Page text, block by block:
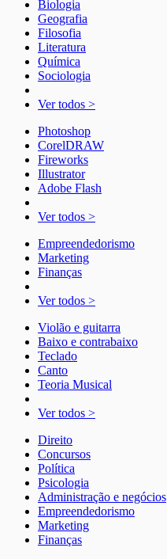
Biologia
Geografia
Filosofia
Literatura
Química
Sociologia
Ver todos >
Photoshop
CorelDRAW
Fireworks
Illustrator
Adobe Flash
Ver todos >
Empreendedorismo
Marketing
Finanças
Ver todos >
Violão e guitarra
Baixo e contrabaixo
Teclado
Canto
Teoria Musical
Ver todos >
Direito
Concursos
Política
Psicologia
Administração e negócios
Empreendedorismo
Marketing
Finanças